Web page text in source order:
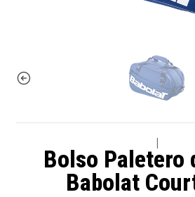
Bolso Paletero
Babolat